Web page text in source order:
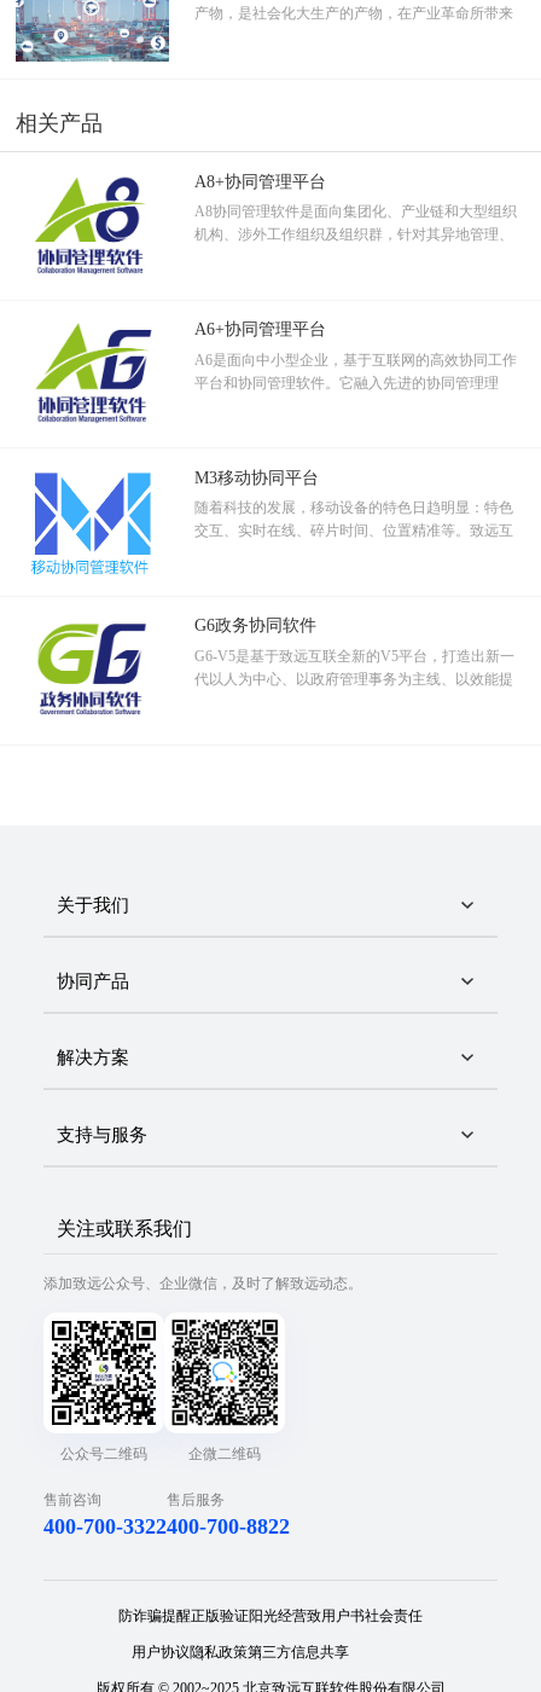
产物，是社会化大生产的产物，在产业革命所带来
分散服务揉合起来，使连锁经营体现出地域优势、
服务优势、规模优势和资源整合共享。
相关产品
A8+协同管理平台
A8协同管理软件是面向集团化、产业链和大型组织
机构、涉外工作组织及组织群，针对其异地管理、
A6+协同管理平台
A6是面向中小型企业，基于互联网的高效协同工作
平台和协同管理软件。它融入先进的协同管理理
M3移动协同平台
随着科技的发展，移动设备的特色日趋明显：特色
交互、实时在线、碎片时间、位置精准等。致远互
G6政务协同软件
G6-V5是基于致远互联全新的V5平台，打造出新一
代以人为中心、以政府管理事务为主线、以效能提
关于我们
协同产品
解决方案
支持与服务
关注或联系我们
添加致远公众号、企业微信，及时了解致远动态。
公众号二维码 企微二维码
售前咨询
400-700-3322
售后服务
400-700-8822
防诈骗提醒正版验证阳光经营致用户书社会责任
用户协议隐私政策第三方信息共享
版权所有 © 2002~2025 北京致远互联软件股份有限公司